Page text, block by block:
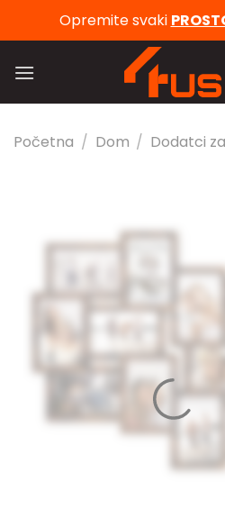
Opremite svaki
Početna / Dom / Dodatci